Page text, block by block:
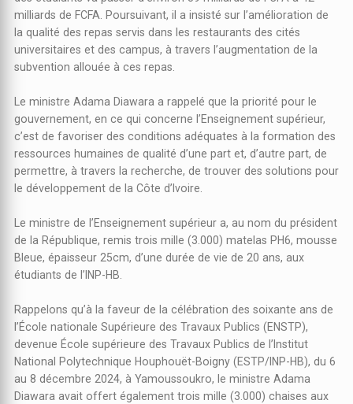
milliards de FCFA. Poursuivant, il a insisté sur l’amélioration de
la qualité des repas servis dans les restaurants des cités
universitaires et des campus, à travers l’augmentation de la
subvention allouée à ces repas.
Le ministre Adama Diawara a rappelé que la priorité pour le
gouvernement, en ce qui concerne l’Enseignement supérieur,
c’est de favoriser des conditions adéquates à la formation des
ressources humaines de qualité d’une part et, d’autre part, de
permettre, à travers la recherche, de trouver des solutions pour
le développement de la Côte d’Ivoire.
Le ministre de l’Enseignement supérieur a, au nom du président
de la République, remis trois mille (3.000) matelas PH6, mousse
Bleue, épaisseur 25cm, d’une durée de vie de 20 ans, aux
étudiants de l’INP-HB.
Rappelons qu’à la faveur de la célébration des soixante ans de
l’École nationale Supérieure des Travaux Publics (ENSTP),
devenue École supérieure des Travaux Publics de l’Institut
National Polytechnique Houphouët-Boigny (ESTP/INP-HB), du 6
au 8 décembre 2024, à Yamoussoukro, le ministre Adama
Diawara avait offert également trois mille (3.000) chaises aux